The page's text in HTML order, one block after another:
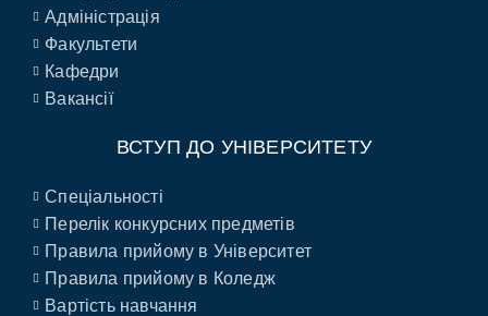
Адміністрація
Факультети
Кафедри
Вакансії
ВСТУП ДО УНІВЕРСИТЕТУ
Спеціальності
Перелік конкурсних предметів
Правила прийому в Університет
Правила прийому в Коледж
Вартість навчання